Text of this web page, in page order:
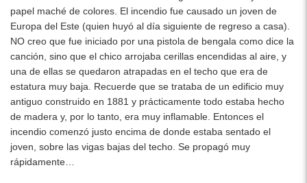
papel maché de colores. El incendio fue causado un joven de
Europa del Este (quien huyó al día siguiente de regreso a casa).
NO creo que fue iniciado por una pistola de bengala como dice la
canción, sino que el chico arrojaba cerillas encendidas al aire, y
una de ellas se quedaron atrapadas en el techo que era de
estatura muy baja. Recuerde que se trataba de un edificio muy
antiguo construido en 1881 y prácticamente todo estaba hecho
de madera y, por lo tanto, era muy inflamable. Entonces el
incendio comenzó justo encima de donde estaba sentado el
joven, sobre las vigas bajas del techo. Se propagó muy
rápidamente…